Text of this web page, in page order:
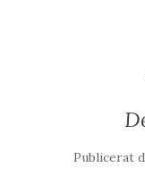
Publicerat